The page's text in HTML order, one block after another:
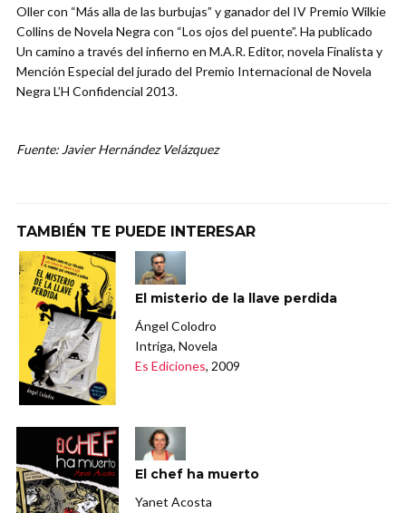
Oller con “Más alla de las burbujas” y ganador del IV Premio Wilkie
Collins de Novela Negra con “Los ojos del puente”. Ha publicado
Un camino a través del infierno en M.A.R. Editor, novela Finalista y
Mención Especial del jurado del Premio Internacional de Novela
Negra L’H Confidencial 2013.
Fuente: Javier Hernández Velázquez
TAMBIÉN TE PUEDE INTERESAR
El misterio de la llave perdida
Ángel Colodro
Intriga, Novela
Es Ediciones, 2009
El chef ha muerto
Yanet Acosta